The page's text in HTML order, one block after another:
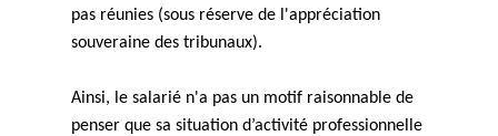
pas réunies (sous réserve de l'appréciation
souveraine des tribunaux).
Ainsi, le salarié n'a pas un motif raisonnable de
penser que sa situation d’activité professionnelle